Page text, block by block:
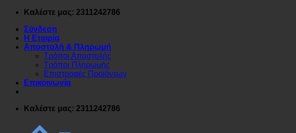
Μετάβαση
περιεχόμενο
Καλέστε μας: 2311242786
Σύνδεση
Η Εταιρία
Αποστολή & Πληρωμή
Τρόποι Αποστολής
Τρόποι Πληρωμής
Επιστροφές Προϊόντων
Επικοινωνία
Καλέστε μας: 2311242786